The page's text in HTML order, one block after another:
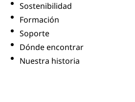
Sostenibilidad
Formación
Soporte
Dónde encontrar
Nuestra historia